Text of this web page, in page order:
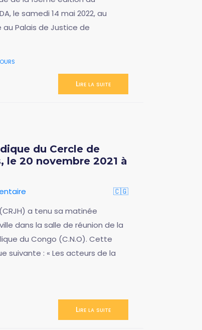
le samedi 14 mai 2022, au
au Palais de Justice de
Lire la suite
du Cercle de
le 20 novembre 2021 à
🇨🇬
a tenu sa matinée
dans la salle de réunion de la
du Congo (C.N.O). Cette
: « Les acteurs de la
Lire la suite